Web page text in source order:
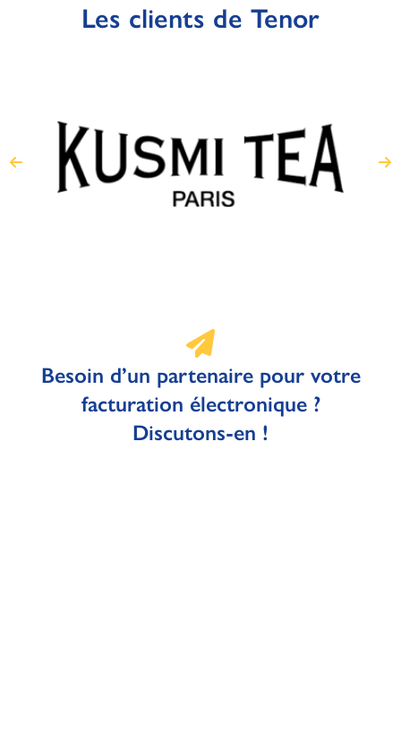
Les clients de Tenor
Besoin d’un partenaire pour votre
facturation électronique ?
Discutons-en !